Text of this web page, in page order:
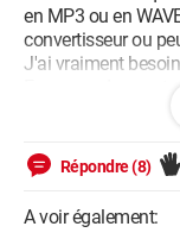
en MP3 ou en
convertisseur ou
J'ai vraiment
En vous adressant
Internet
Répondre (8)
A voir également: